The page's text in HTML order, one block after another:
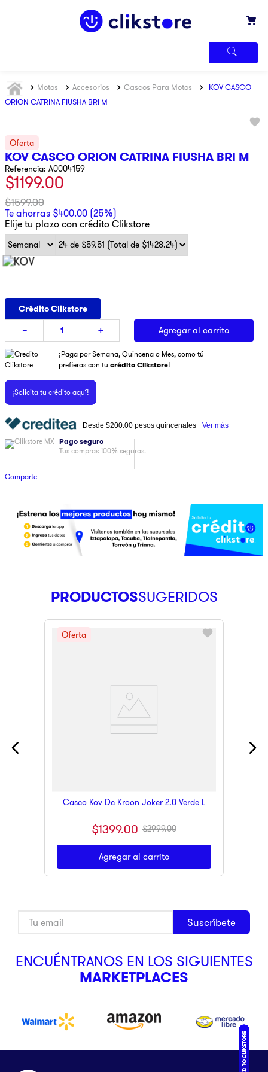
Motos Accesorios Cascos Para Motos
KOV CASCO
ORION CATRINA FIUSHA BRI M
KOV CASCO ORION CATRINA FIUSHA BRI M
Referencia: A0004159
$1199.00
$1599.00
Te ahorras $400.00 (25%)
Elije tu plazo con crédito Clikstore
Crédito Clikstore
＋
－ Agregar al carrito
¡Paga por Semana, Quincena o Mes, como tú
prefieras con tu crédito Clikstore!
¡Solicita tu crédito aquí!
Desde $200.00 pesos quincenales Ver más
Pago seguro
Tus compras 100% seguras.
Comparte
PRODUCTOS
Casco Kov Dc Kroon Joker 2.0 Verde L
$1399.00 $2999.00
Agregar al carrito
Suscríbete
ENCUÉNTRANOS EN LOS SIGUIENTES
MARKETPLACES
MÁS
BUSCADOS
3.
samsung
4.
pantalla
5.
motos
6.
xbox
7.
ninja
8.
10. dji